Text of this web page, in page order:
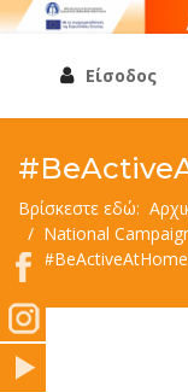
Είσοδος
Βρίσκεστε εδώ:
National